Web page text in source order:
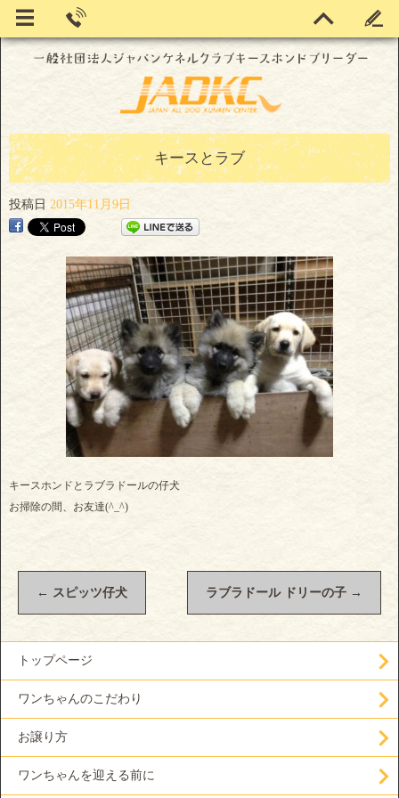
キースとラブ
投稿日 2015年11月9日
キースホンドとラブラドールの仔犬
お掃除の間、お友達(^_^)
← スピッツ仔犬 ラブラドール ドリーの子 →
トップページ
ワンちゃんのこだわり
お譲り方
ワンちゃんを迎える前に